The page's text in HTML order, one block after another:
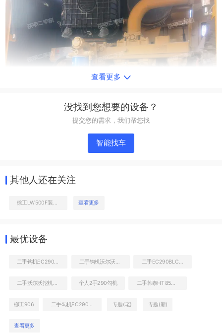
查看更多
没找到您想要的设备？
提交您的需求，我们帮您找
智能找车
其他人还在关注
查看更多
最优设备
个人2手290勾机
柳工906 二手勾机EC290BLC能卖多少钱 专题(老) 专题(新)
查看更多